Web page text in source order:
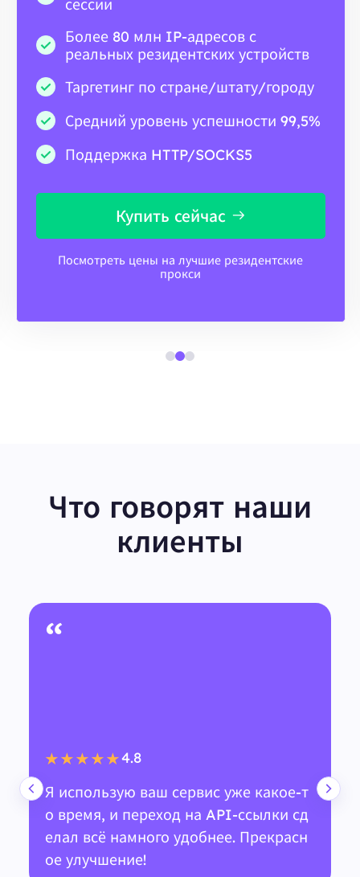
сессии
Более 80 млн IP-адресов с
реальных резидентских устройств
Таргетинг по стране/штату/городу
Средний уровень успешности 99,5%
Поддержка HTTP/SOCKS5
Купить сейчас
Посмотреть цены на лучшие резидентские
прокси
Что говорят наши
клиенты
“
★★★★★4.8
Я использую ваш сервис уже какое-т
о время, и переход на API-ссылки сд
елал всё намного удобнее. Прекрасн
ое улучшение!